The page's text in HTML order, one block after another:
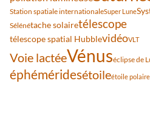
Station spatiale internationaleSuper Lune
Sélénétache solairetélescope
télescope spatial HubblevidéoVLT
Voie lactéeVénuséclipse de
éphéméridesétoileétoile polaire